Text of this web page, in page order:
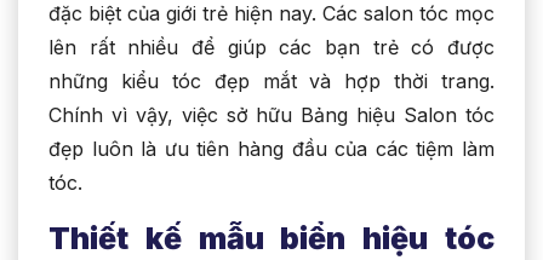
đặc biệt của giới trẻ hiện nay. Các salon tóc mọc
lên rất nhiều để giúp các bạn trẻ có được
những kiểu tóc đẹp mắt và hợp thời trang.
Chính vì vậy, việc sở hữu Bảng hiệu Salon tóc
đẹp luôn là ưu tiên hàng đầu của các tiệm làm
tóc.
Thiết kế mẫu biển hiệu tóc